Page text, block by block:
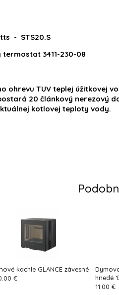
- STS20.S
3411-230-08
ohrevu TUV teplej úžitkovej
20 článkový nerezový
kotlovej teploty vody.
kachle GLANCE závesné
€
hnedé
11.00 €